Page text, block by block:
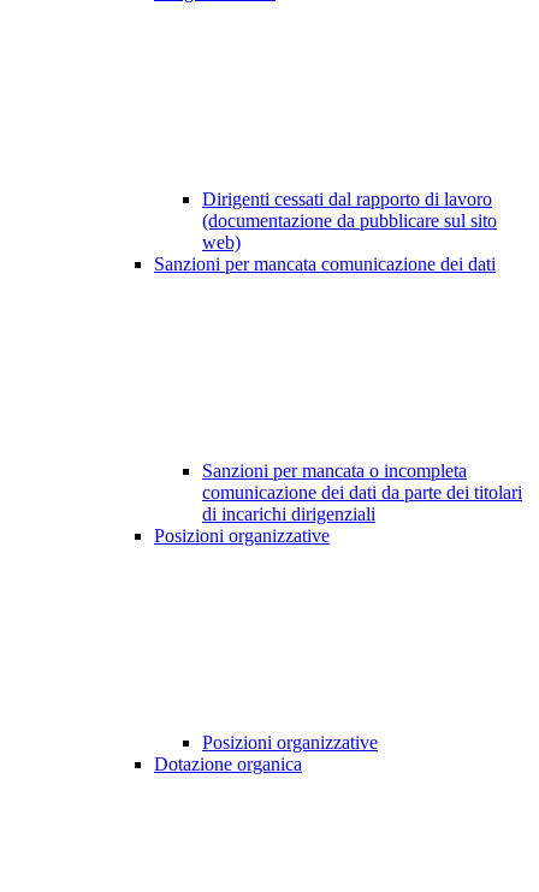
Dirigenti cessati dal rapporto di lavoro
(documentazione da pubblicare sul sito
web)
Sanzioni per mancata comunicazione dei dati
Sanzioni per mancata o incompleta
comunicazione dei dati da parte dei titolari
di incarichi dirigenziali
Posizioni organizzative
Posizioni organizzative
Dotazione organica